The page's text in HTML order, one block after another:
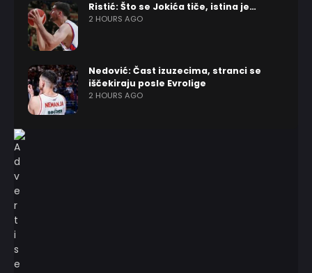
Ristić: Što se Jokića tiče, istina je…
2 HOURS AGO
Nedović: Čast izuzecima, stranci se
iščekiraju posle Evrolige
2 HOURS AGO